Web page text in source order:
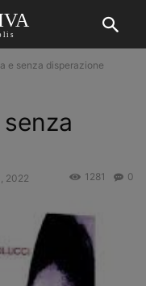
e senza disperazione
2022 0
1281